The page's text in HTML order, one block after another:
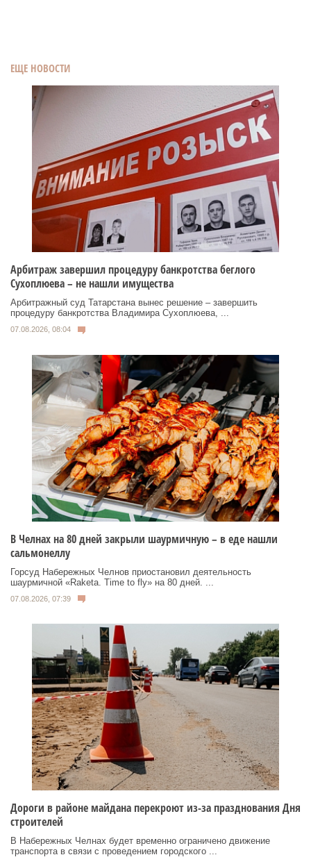
ЕЩЕ НОВОСТИ
Арбитраж завершил процедуру банкротства беглого
Сухоплюева – не нашли имущества
Арбитражный суд Татарстана вынес решение – завершить
процедуру банкротства Владимира Сухоплюева, ...
07.08.2026, 08:04
В Челнах на 80 дней закрыли шаурмичную – в еде нашли
сальмонеллу
Горсуд Набережных Челнов приостановил деятельность
шаурмичной «Raketa. Time to fly» на 80 дней. ...
07.08.2026, 07:39
Дороги в районе майдана перекроют из-за празднования Дня
строителей
В Набережных Челнах будет временно ограничено движение
транспорта в связи с проведением городского ...